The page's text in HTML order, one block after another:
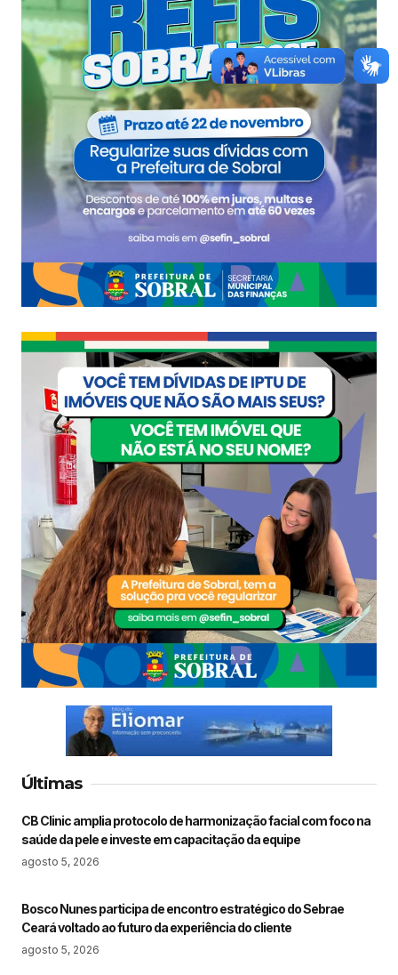
Últimas
CB Clinic amplia protocolo de harmonização facial com foco na
saúde da pele e investe em capacitação da equipe
agosto 5, 2026
Bosco Nunes participa de encontro estratégico do Sebrae
Ceará voltado ao futuro da experiência do cliente
agosto 5, 2026